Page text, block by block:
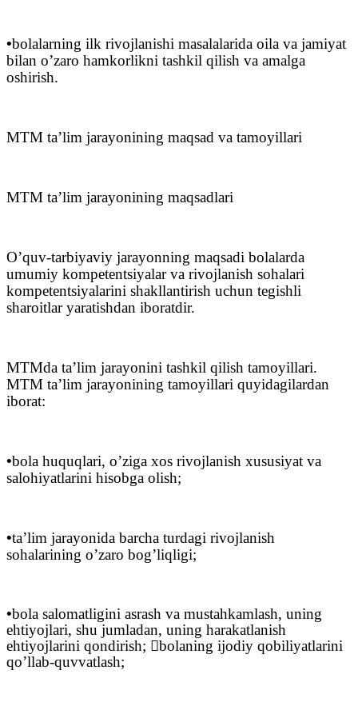
•bolalarning ilk rivojlanishi masalalarida oila va jamiyat
bilan o’zaro hamkorlikni tashkil qilish va amalga
oshirish.
MTM ta’lim jarayonining maqsad va tamoyillari
MTM ta’lim jarayonining maqsadlari
O’quv-tarbiyaviy jarayonning maqsadi bolalarda
umumiy kompetentsiyalar va rivojlanish sohalari
kompetentsiyalarini shakllantirish uchun tegishli
sharoitlar yaratishdan iboratdir.
MTMda ta’lim jarayonini tashkil qilish tamoyillari.
MTM ta’lim jarayonining tamoyillari quyidagilardan
iborat:
•bola huquqlari, o’ziga xos rivojlanish xususiyat va
salohiyatlarini hisobga olish;
•ta’lim jarayonida barcha turdagi rivojlanish
sohalarining o’zaro bog’liqligi;
•bola salomatligini asrash va mustahkamlash, uning
ehtiyojlari, shu jumladan, uning harakatlanish
ehtiyojlarini qondirish; bolaning ijodiy qobiliyatlarini
qo’llab-quvvatlash;